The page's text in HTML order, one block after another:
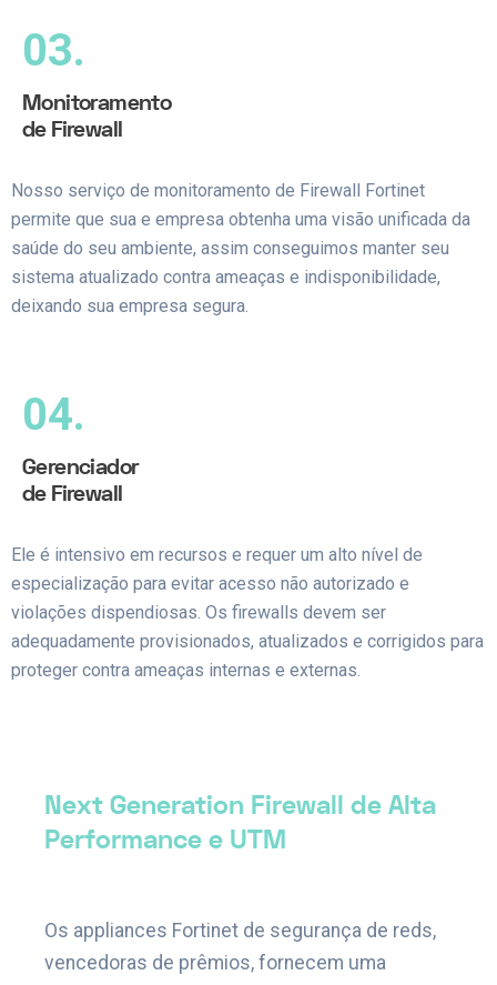
03.
Monitoramento
de Firewall
Nosso serviço de monitoramento de Firewall Fortinet
permite que sua e empresa obtenha uma visão unificada da
saúde do seu ambiente, assim conseguimos manter seu
sistema atualizado contra ameaças e indisponibilidade,
deixando sua empresa segura.
04.
Gerenciador
de Firewall
Ele é intensivo em recursos e requer um alto nível de
especialização para evitar acesso não autorizado e
violações dispendiosas. Os firewalls devem ser
adequadamente provisionados, atualizados e corrigidos para
proteger contra ameaças internas e externas.
Next Generation Firewall de Alta
Performance e UTM
Os appliances Fortinet de segurança de reds,
vencedoras de prêmios, fornecem uma